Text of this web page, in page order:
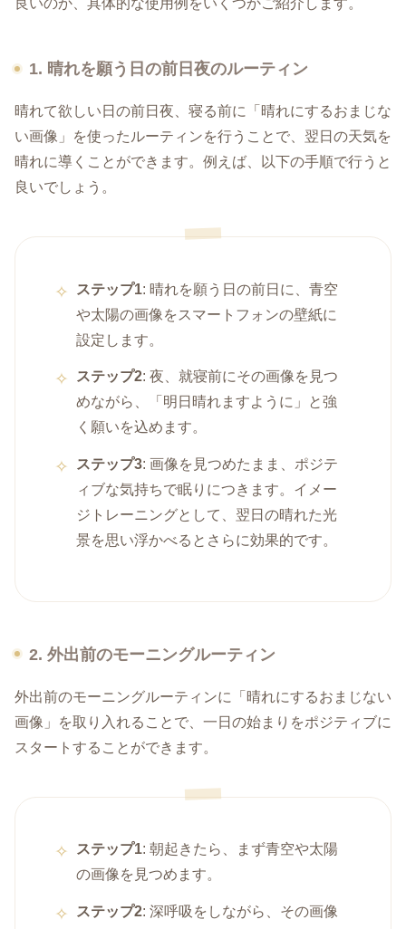
良いのか、具体的な使用例をいくつかご紹介します。
1. 晴れを願う日の前日夜のルーティン
晴れて欲しい日の前日夜、寝る前に「晴れにするおまじな
い画像」を使ったルーティンを行うことで、翌日の天気を
晴れに導くことができます。例えば、以下の手順で行うと
良いでしょう。
ステップ1: 晴れを願う日の前日に、青空
や太陽の画像をスマートフォンの壁紙に
設定します。
ステップ2: 夜、就寝前にその画像を見つ
めながら、「明日晴れますように」と強
く願いを込めます。
ステップ3: 画像を見つめたまま、ポジテ
ィブな気持ちで眠りにつきます。イメー
ジトレーニングとして、翌日の晴れた光
景を思い浮かべるとさらに効果的です。
2. 外出前のモーニングルーティン
外出前のモーニングルーティンに「晴れにするおまじない
画像」を取り入れることで、一日の始まりをポジティブに
スタートすることができます。
ステップ1: 朝起きたら、まず青空や太陽
の画像を見つめます。
ステップ2: 深呼吸をしながら、その画像